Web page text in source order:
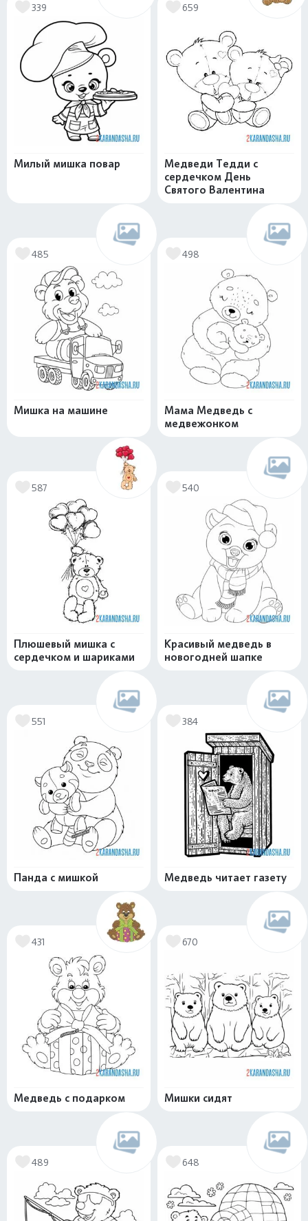
339
Милый мишка повар
659
Медведи Тедди с
сердечком День
Святого Валентина
485
Мишка на машине
498
Мама Медведь с
медвежонком
587
Плюшевый мишка с
сердечком и шариками
540
Красивый медведь в
новогодней шапке
551
Панда с мишкой
384
Медведь читает газету
431
Медведь с подарком
670
Мишки сидят
489 648